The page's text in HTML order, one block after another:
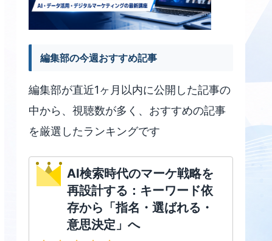
編集部の今週おすすめ記事
編集部が直近1ヶ月以内に公開した記事の
中から、視聴数が多く、おすすめの記事
を厳選したランキングです
AI検索時代のマーケ戦略を
再設計する：キーワード依
存から「指名・選ばれる・
意思決定」へ